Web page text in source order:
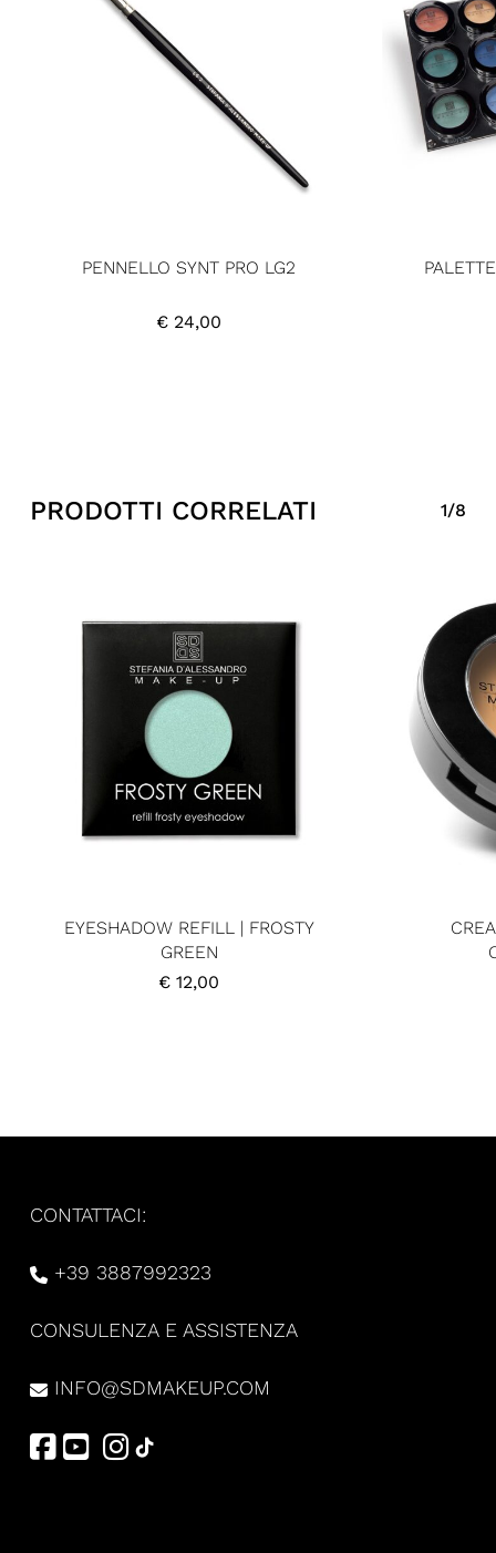
PENNELLO SYNT PRO LG2
€ 24,00
PRODOTTI CORRELATI 1/8
EYESHADOW REFILL | FROSTY
GREEN
€ 12,00
CONTATTACI:
+39 3887992323
CONSULENZA E ASSISTENZA
INFO@SDMAKEUP.COM